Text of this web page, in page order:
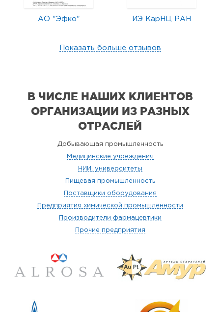
АО "Эфко" ИЭ КарНЦ РАН
Показать больше отзывов
В ЧИСЛЕ НАШИХ КЛИЕНТОВ
ОРГАНИЗАЦИИ ИЗ РАЗНЫХ
ОТРАСЛЕЙ
Добывающая промышленность
Медицинские учреждения
НИИ, университеты
Пищевая промышленность
Поставщики оборудования
Предприятия химической промышленности
Производители фармацевтики
Прочие предприятия